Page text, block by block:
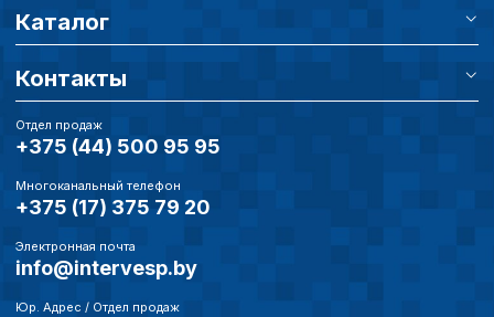
Каталог
Контакты
Отдел продаж
+375 (44) 500 95 95
Многоканальный телефон
+375 (17) 375 79 20
Электронная почта
info@intervesp.by
Юр. Адрес / Отдел продаж